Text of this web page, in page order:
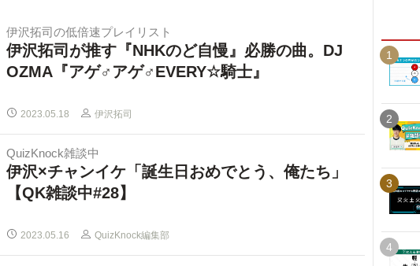
伊沢拓司の低倍速プレイリスト
伊沢拓司が推す『NHKのど自慢』必勝の曲。DJ
OZMA『アゲ♂アゲ♂EVERY☆騎士』
2023.05.18 伊沢拓司
QuizKnock雑談中
伊沢×チャンイケ「誕生日おめでとう、俺たち」
【QK雑談中#28】
2023.05.16 QuizKnock編集部
1
2
3
4